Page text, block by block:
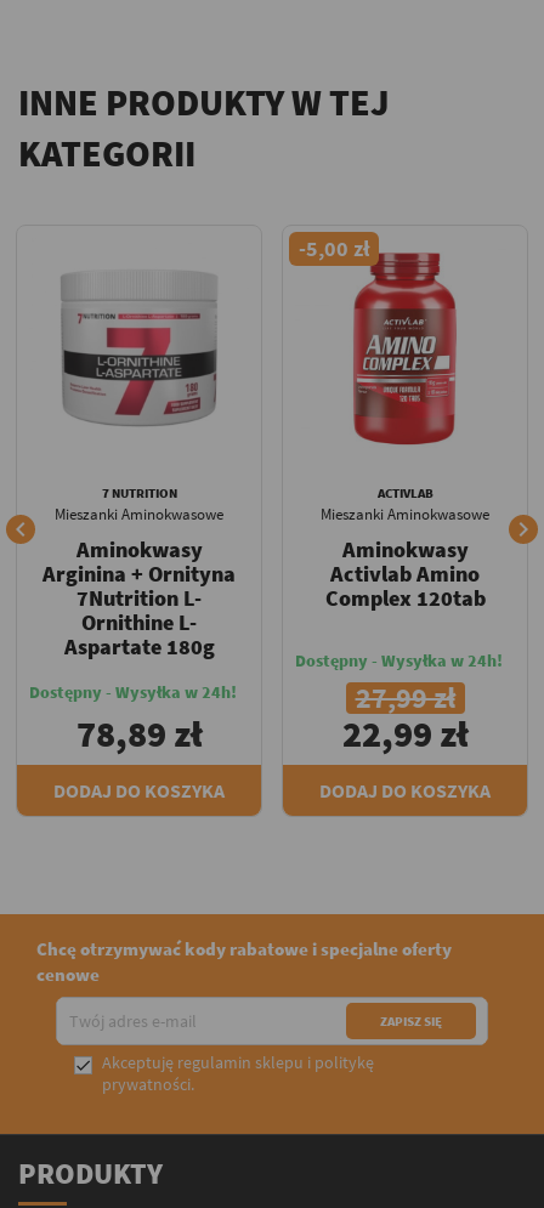
INNE PRODUKTY W TEJ
KATEGORII

7 NUTRITION
Mieszanki Aminokwasowe
Aminokwasy
Arginina + Ornityna
7Nutrition L-
Ornithine L-
Aspartate 180g
Dostępny - Wysyłka w 24h!
78,89 zł
DODAJ DO KOSZYKA
-5,00 zł
ACTIVLAB
Mieszanki Aminokwasowe
Aminokwasy
Activlab Amino
Complex 120tab
Dostępny - Wysyłka w 24h!
27,99 zł
22,99 zł
DODAJ DO KOSZYKA

Chcę otrzymywać kody rabatowe i specjalne oferty
cenowe
 Akceptuję regulamin sklepu i politykę
prywatności.
PRODUKTY